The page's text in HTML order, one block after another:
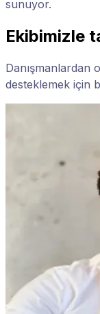
sunuyor.
Ekibimizle
Danışmanlardan
desteklemek için